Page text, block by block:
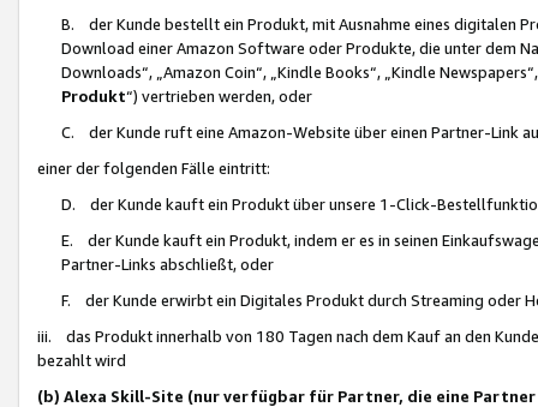
B. der Kunde bestellt ein Produkt, mit Ausnahme eines digitalen
Download einer Amazon Software oder Produkte, die unter dem
Downloads“, „Amazon Coin“, „Kindle Books“, „Kindle
Produkt“) vertrieben werden, oder
C. der Kunde ruft eine Amazon-Website über einen Partner-Link
einer der folgenden Fälle eintritt:
D. der Kunde kauft ein Produkt über unsere 1-Click-
E. der Kunde kauft ein Produkt, indem er es in seinen
Partner-Links abschließt, oder
F. der Kunde erwirbt ein Digitales Produkt durch Streaming oder
iii. das Produkt innerhalb von 180 Tagen nach dem Kauf an den
bezahlt wird
(b) Alexa Skill-Site (nur verfügbar für Partner, die eine